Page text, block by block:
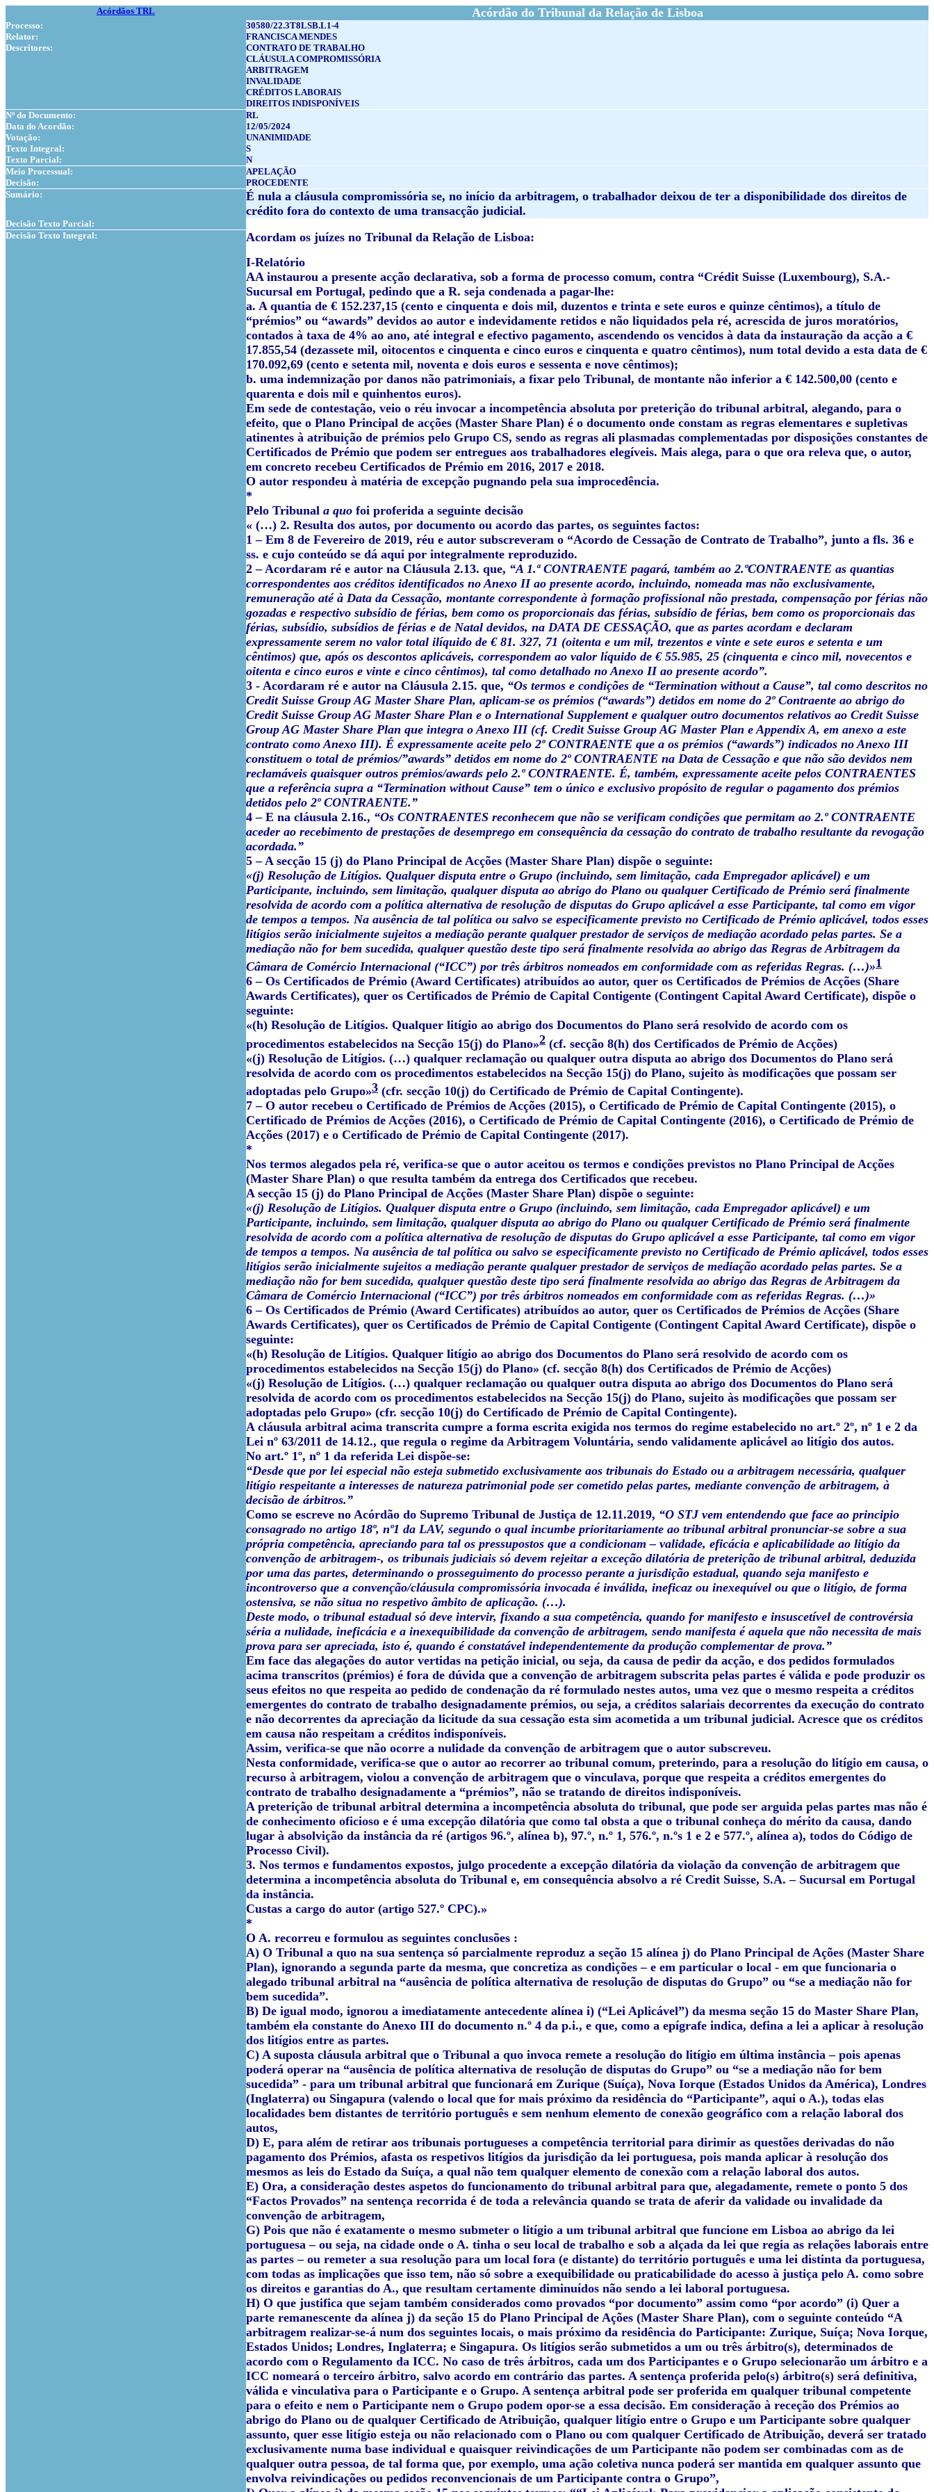
Acórdãos TRL Acórdão do Tribunal da Relação de Lisboa
Processo:
30580/22.3T8LSB.L1-4
Relator:
FRANCISCA MENDES
Descritores:
CONTRATO DE TRABALHO
CLÁUSULA COMPROMISSÓRIA
ARBITRAGEM
INVALIDADE
CRÉDITOS LABORAIS
DIREITOS INDISPONÍVEIS
Nº do Documento:
RL
Data do Acordão:
12/05/2024
Votação:
UNANIMIDADE
Texto Integral:
S
Texto Parcial:
N
Meio Processual:
APELAÇÃO
Decisão:
PROCEDENTE
Sumário:
É nula a cláusula compromissória se, no início da arbitragem, o trabalhador deixou de ter a disponibilidade dos direitos de
crédito fora do contexto de uma transacção judicial.
Decisão Texto Parcial:
Decisão Texto Integral:
Acordam os juízes no Tribunal da Relação de Lisboa:
I-Relatório
AA instaurou a presente acção declarativa, sob a forma de processo comum, contra “Crédit Suisse (Luxembourg), S.A.-
Sucursal em Portugal, pedindo que a R. seja condenada a pagar-lhe:
a. A quantia de € 152.237,15 (cento e cinquenta e dois mil, duzentos e trinta e sete euros e quinze cêntimos), a título de
“prémios” ou “awards” devidos ao autor e indevidamente retidos e não liquidados pela ré, acrescida de juros moratórios,
contados à taxa de 4% ao ano, até integral e efectivo pagamento, ascendendo os vencidos à data da instauração da acção a €
17.855,54 (dezassete mil, oitocentos e cinquenta e cinco euros e cinquenta e quatro cêntimos), num total devido a esta data de €
170.092,69 (cento e setenta mil, noventa e dois euros e sessenta e nove cêntimos);
b. uma indemnização por danos não patrimoniais, a fixar pelo Tribunal, de montante não inferior a € 142.500,00 (cento e
quarenta e dois mil e quinhentos euros).
Em sede de contestação, veio o réu invocar a incompetência absoluta por preterição do tribunal arbitral, alegando, para o
efeito, que o Plano Principal de acções (Master Share Plan) é o documento onde constam as regras elementares e supletivas
atinentes à atribuição de prémios pelo Grupo CS, sendo as regras ali plasmadas complementadas por disposições constantes de
Certificados de Prémio que podem ser entregues aos trabalhadores elegíveis. Mais alega, para o que ora releva que, o autor,
em concreto recebeu Certificados de Prémio em 2016, 2017 e 2018.
O autor respondeu à matéria de excepção pugnando pela sua improcedência.
*
Pelo Tribunal a quo foi proferida a seguinte decisão
« (…) 2. Resulta dos autos, por documento ou acordo das partes, os seguintes factos:
1 –Em 8 de Fevereiro de 2019, réu e autor subscreveram o “Acordo de Cessação de Contrato de Trabalho”, junto a fls. 36 e
ss. e cujo conteúdo se dá aqui por integralmente reproduzido.
2 –Acordaram ré e autor na Cláusula 2.13. que, “A 1.ª CONTRAENTE pagará, também ao 2.ºCONTRAENTE as quantias
correspondentes aos créditos identificados no Anexo II ao presente acordo, incluindo, nomeada mas não exclusivamente,
remuneração até à Data da Cessação, montante correspondente à formação profissional não prestada, compensação por férias não
gozadas e respectivo subsídio de férias, bem como os proporcionais das férias, subsídio de férias, bem como os proporcionais das
férias, subsídio, subsídios de férias e de Natal devidos, na DATA DE CESSAÇÃO, que as partes acordam e declaram
expressamente serem no valor total ilíquido de € 81. 327, 71 (oitenta e um mil, trezentos e vinte e sete euros e setenta e um
cêntimos) que, após os descontos aplicáveis, correspondem ao valor líquido de € 55.985, 25 (cinquenta e cinco mil, novecentos e
oitenta e cinco euros e vinte e cinco cêntimos), tal como detalhado no Anexo II ao presente acordo”.
3 - Acordaram ré e autor na Cláusula 2.15. que, “Os termos e condições de “Termination without a Cause”, tal como descritos no
Credit Suisse Group AG Master Share Plan, aplicam-se os prémios (“awards”) detidos em nome do 2º Contraente ao abrigo do
Credit Suisse Group AG Master Share Plan e o International Supplement e qualquer outro documentos relativos ao Credit Suisse
Group AG Master Share Plan que integra o Anexo III (cf. Credit Suisse Group AG Master Plan e Appendix A, em anexo a este
contrato como Anexo III). É expressamente aceite pelo 2º CONTRAENTE que a os prémios (“awards”) indicados no Anexo III
constituem o total de prémios/”awards” detidos em nome do 2º CONTRAENTE na Data de Cessação e que não são devidos nem
reclamáveis quaisquer outros prémios/awards pelo 2.º CONTRAENTE. É, também, expressamente aceite pelos CONTRAENTES
que a referência supra a “Termination without Cause” tem o único e exclusivo propósito de regular o pagamento dos prémios
detidos pelo 2º CONTRAENTE.”
4 –E na cláusula 2.16., “Os CONTRAENTES reconhecem que não se verificam condições que permitam ao 2.º CONTRAENTE
aceder ao recebimento de prestações de desemprego em consequência da cessação do contrato de trabalho resultante da revogação
acordada.”
5 –A secção 15 (j) do Plano Principal de Acções (Master Share Plan) dispõe o seguinte:
«(j) Resolução de Litígios. Qualquer disputa entre o Grupo (incluindo, sem limitação, cada Empregador aplicável) e um
Participante, incluindo, sem limitação, qualquer disputa ao abrigo do Plano ou qualquer Certificado de Prémio será finalmente
resolvida de acordo com a política alternativa de resolução de disputas do Grupo aplicável a esse Participante, tal como em vigor
de tempos a tempos. Na ausência de tal política ou salvo se especificamente previsto no Certificado de Prémio aplicável, todos esses
litígios serão inicialmente sujeitos a mediação perante qualquer prestador de serviços de mediação acordado pelas partes. Se a
mediação não for bem sucedida, qualquer questão deste tipo será finalmente resolvida ao abrigo das Regras de Arbitragem da
Câmara de Comércio Internacional (“ICC”) por três árbitros nomeados em conformidade com as referidas Regras. (…)»1
6 –Os Certificados de Prémio (Award Certificates) atribuídos ao autor, quer os Certificados de Prémios de Acções (Share
Awards Certificates), quer os Certificados de Prémio de Capital Contigente (Contingent Capital Award Certificate), dispõe o
seguinte:
«(h) Resolução de Litígios. Qualquer litígio ao abrigo dos Documentos do Plano será resolvido de acordo com os
procedimentos estabelecidos na Secção 15(j) do Plano»2 (cf. secção 8(h) dos Certificados de Prémio de Acções)
«(j) Resolução de Litígios. (…) qualquer reclamação ou qualquer outra disputa ao abrigo dos Documentos do Plano será
resolvida de acordo com os procedimentos estabelecidos na Secção 15(j) do Plano, sujeito às modificações que possam ser
adoptadas pelo Grupo»3 (cfr. secção 10(j) do Certificado de Prémio de Capital Contingente).
7 –O autor recebeu o Certificado de Prémios de Acções (2015), o Certificado de Prémio de Capital Contingente (2015), o
Certificado de Prémios de Acções (2016), o Certificado de Prémio de Capital Contingente (2016), o Certificado de Prémio de
Acções (2017) e o Certificado de Prémio de Capital Contingente (2017).
*
Nos termos alegados pela ré, verifica-se que o autor aceitou os termos e condições previstos no Plano Principal de Acções
(Master Share Plan) o que resulta também da entrega dos Certificados que recebeu.
A secção 15 (j) do Plano Principal de Acções (Master Share Plan) dispõe o seguinte:
«(j) Resolução de Litígios. Qualquer disputa entre o Grupo (incluindo, sem limitação, cada Empregador aplicável) e um
Participante, incluindo, sem limitação, qualquer disputa ao abrigo do Plano ou qualquer Certificado de Prémio será finalmente
resolvida de acordo com a política alternativa de resolução de disputas do Grupo aplicável a esse Participante, tal como em vigor
de tempos a tempos. Na ausência de tal política ou salvo se especificamente previsto no Certificado de Prémio aplicável, todos esses
litígios serão inicialmente sujeitos a mediação perante qualquer prestador de serviços de mediação acordado pelas partes. Se a
mediação não for bem sucedida, qualquer questão deste tipo será finalmente resolvida ao abrigo das Regras de Arbitragem da
Câmara de Comércio Internacional (“ICC”) por três árbitros nomeados em conformidade com as referidas Regras. (…)»
6 –Os Certificados de Prémio (Award Certificates) atribuídos ao autor, quer os Certificados de Prémios de Acções (Share
Awards Certificates), quer os Certificados de Prémio de Capital Contigente (Contingent Capital Award Certificate), dispõe o
seguinte:
«(h) Resolução de Litígios. Qualquer litígio ao abrigo dos Documentos do Plano será resolvido de acordo com os
procedimentos estabelecidos na Secção 15(j) do Plano» (cf. secção 8(h) dos Certificados de Prémio de Acções)
«(j) Resolução de Litígios. (…) qualquer reclamação ou qualquer outra disputa ao abrigo dos Documentos do Plano será
resolvida de acordo com os procedimentos estabelecidos na Secção 15(j) do Plano, sujeito às modificações que possam ser
adoptadas pelo Grupo» (cfr. secção 10(j) do Certificado de Prémio de Capital Contingente).
A cláusula arbitral acima transcrita cumpre a forma escrita exigida nos termos do regime estabelecido no art.º 2º, nº 1 e 2 da
Lei nº 63/2011 de 14.12., que regula o regime da Arbitragem Voluntária, sendo validamente aplicável ao litígio dos autos.
No art.º 1º, nº 1 da referida Lei dispõe-se:
“Desde que por lei especial não esteja submetido exclusivamente aos tribunais do Estado ou a arbitragem necessária, qualquer
litígio respeitante a interesses de natureza patrimonial pode ser cometido pelas partes, mediante convenção de arbitragem, à
decisão de árbitros.”
Como se escreve no Acórdão do Supremo Tribunal de Justiça de 12.11.2019, “O STJ vem entendendo que face ao principio
consagrado no artigo 18º, nº1 da LAV, segundo o qual incumbe prioritariamente ao tribunal arbitral pronunciar-se sobre a sua
própria competência, apreciando para tal os pressupostos que a condicionam – validade, eficácia e aplicabilidade ao litígio da
convenção de arbitragem-, os tribunais judiciais só devem rejeitar a exceção dilatória de preterição de tribunal arbitral, deduzida
por uma das partes, determinando o prosseguimento do processo perante a jurisdição estadual, quando seja manifesto e
incontroverso que a convenção/cláusula compromissória invocada é inválida, ineficaz ou inexequível ou que o litígio, de forma
ostensiva, se não situa no respetivo âmbito de aplicação. (…).
Deste modo, o tribunal estadual só deve intervir, fixando a sua competência, quando for manifesto e insuscetível de controvérsia
séria a nulidade, ineficácia e a inexequibilidade da convenção de arbitragem, sendo manifesta é aquela que não necessita de mais
prova para ser apreciada, isto é, quando é constatável independentemente da produção complementar de prova.”
Em face das alegações do autor vertidas na petição inicial, ou seja, da causa de pedir da acção, e dos pedidos formulados
acima transcritos (prémios) é fora de dúvida que a convenção de arbitragem subscrita pelas partes é válida e pode produzir os
seus efeitos no que respeita ao pedido de condenação da ré formulado nestes autos, uma vez que o mesmo respeita a créditos
emergentes do contrato de trabalho designadamente prémios, ou seja, a créditos salariais decorrentes da execução do contrato
e não decorrentes da apreciação da licitude da sua cessação esta sim acometida a um tribunal judicial. Acresce que os créditos
em causa não respeitam a créditos indisponíveis.
Assim, verifica-se que não ocorre a nulidade da convenção de arbitragem que o autor subscreveu.
Nesta conformidade, verifica-se que o autor ao recorrer ao tribunal comum, preterindo, para a resolução do litígio em causa, o
recurso à arbitragem, violou a convenção de arbitragem que o vinculava, porque que respeita a créditos emergentes do
contrato de trabalho designadamente a “prémios”, não se tratando de direitos indisponíveis.
A preterição de tribunal arbitral determina a incompetência absoluta do tribunal, que pode ser arguida pelas partes mas não é
de conhecimento oficioso e é uma excepção dilatória que como tal obsta a que o tribunal conheça do mérito da causa, dando
lugar à absolvição da instância da ré (artigos 96.º, alínea b), 97.º, n.º 1, 576.º, n.ºs 1 e 2 e 577.º, alínea a), todos do Código de
Processo Civil).
3. Nos termos e fundamentos expostos, julgo procedente a excepção dilatória da violação da convenção de arbitragem que
determina a incompetência absoluta do Tribunal e, em consequência absolvo a ré Credit Suisse, S.A. – Sucursal em Portugal
da instância.
Custas a cargo do autor (artigo 527.º CPC).»
*
O A. recorreu e formulou as seguintes conclusões :
A) O Tribunal a quo na sua sentença só parcialmente reproduz a seção 15 alínea j) do Plano Principal de Ações (Master Share
Plan), ignorando a segunda parte da mesma, que concretiza as condições – e em particular o local - em que funcionaria o
alegado tribunal arbitral na “ausência de política alternativa de resolução de disputas do Grupo” ou “se a mediação não for
bem sucedida”.
B) De igual modo, ignorou a imediatamente antecedente alínea i) (“Lei Aplicável”) da mesma seção 15 do Master Share Plan,
também ela constante do Anexo III do documento n.º 4 da p.i., e que, como a epígrafe indica, defina a lei a aplicar à resolução
dos litígios entre as partes.
C) A suposta cláusula arbitral que o Tribunal a quo invoca remete a resolução do litígio em última instância – pois apenas
poderá operar na “ausência de política alternativa de resolução de disputas do Grupo” ou “se a mediação não for bem
sucedida” - para um tribunal arbitral que funcionará em Zurique (Suíça), Nova Iorque (Estados Unidos da América), Londres
(Inglaterra) ou Singapura (valendo o local que for mais próximo da residência do “Participante”, aqui o A.), todas elas
localidades bem distantes de território português e sem nenhum elemento de conexão geográfico com a relação laboral dos
autos,
D) E, para além de retirar aos tribunais portugueses a competência territorial para dirimir as questões derivadas do não
pagamento dos Prémios, afasta os respetivos litígios da jurisdição da lei portuguesa, pois manda aplicar à resolução dos
mesmos as leis do Estado da Suíça, a qual não tem qualquer elemento de conexão com a relação laboral dos autos.
E) Ora, a consideração destes aspetos do funcionamento do tribunal arbitral para que, alegadamente, remete o ponto 5 dos
“Factos Provados” na sentença recorrida é de toda a relevância quando se trata de aferir da validade ou invalidade da
convenção de arbitragem,
G) Pois que não é exatamente o mesmo submeter o litígio a um tribunal arbitral que funcione em Lisboa ao abrigo da lei
portuguesa – ou seja, na cidade onde o A. tinha o seu local de trabalho e sob a alçada da lei que regia as relações laborais entre
as partes – ou remeter a sua resolução para um local fora (e distante) do território português e uma lei distinta da portuguesa,
com todas as implicações que isso tem, não só sobre a exequibilidade ou praticabilidade do acesso à justiça pelo A. como sobre
os direitos e garantias do A., que resultam certamente diminuídos não sendo a lei laboral portuguesa.
H) O que justifica que sejam também considerados como provados “por documento” assim como “por acordo” (i) Quer a
parte remanescente da alínea j) da seção 15 do Plano Principal de Ações (Master Share Plan), com o seguinte conteúdo “A
arbitragem realizar-se-á num dos seguintes locais, o mais próximo da residência do Participante: Zurique, Suíça; Nova Iorque,
Estados Unidos; Londres, Inglaterra; e Singapura. Os litígios serão submetidos a um ou três árbitro(s), determinados de
acordo com o Regulamento da ICC. No caso de três árbitros, cada um dos Participantes e o Grupo selecionarão um árbitro e a
ICC nomeará o terceiro árbitro, salvo acordo em contrário das partes. A sentença proferida pelo(s) árbitro(s) será definitiva,
válida e vinculativa para o Participante e o Grupo. A sentença arbitral pode ser proferida em qualquer tribunal competente
para o efeito e nem o Participante nem o Grupo podem opor-se a essa decisão. Em consideração à receção dos Prémios ao
abrigo do Plano ou de qualquer Certificado de Atribuição, qualquer litígio entre o Grupo e um Participante sobre qualquer
assunto, quer esse litígio esteja ou não relacionado com o Plano ou com qualquer Certificado de Atribuição, deverá ser tratado
exclusivamente numa base individual e quaisquer reivindicações de um Participante não podem ser combinadas com as de
qualquer outra pessoa, de tal forma que, por exemplo, uma ação coletiva nunca poderá ser mantida em qualquer assunto que
envolva reivindicações ou pedidos reconvencionais de um Participante contra o Grupo”,